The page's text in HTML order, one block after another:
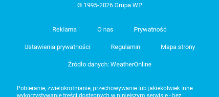
© 1995-2026 Grupa WP
Reklama O nas Prywatność
Ustawienia prywatności Regulamin Mapa strony
Źródło danych: WeatherOnline
Pobieranie, zwielokrotnianie, przechowywanie lub jakiekolwiek inne
wykorzystywanie treści dostępnych w niniejszym serwisie - bez